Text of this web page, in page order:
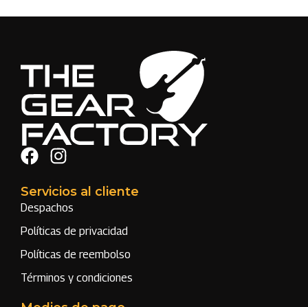
Servicios al cliente
Despachos
Políticas de privacidad
Políticas de reembolso
Términos y condiciones